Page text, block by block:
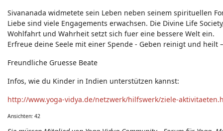
Sivananada widmetete sein Leben neben seinem spirituellen
Liebe sind viele Engagements erwachsen. Die Divine Life
Wohlfahrt und Wahrheit setzt sich fuer eine bessere Welt ein.
Erfreue deine Seele mit einer Spende - Geben reinigt und
Freundliche Gruesse Beate
Infos, wie du Kinder in Indien unterstützen kannst:
http://www.yoga-vidya.de/netzwerk/hilfswerk/ziele-
Ansichten: 42